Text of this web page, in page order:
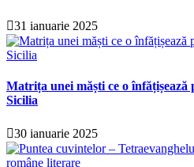
31 ianuarie 2025
Matrița unei măști ce o înfățișează
Sicilia
30 ianuarie 2025